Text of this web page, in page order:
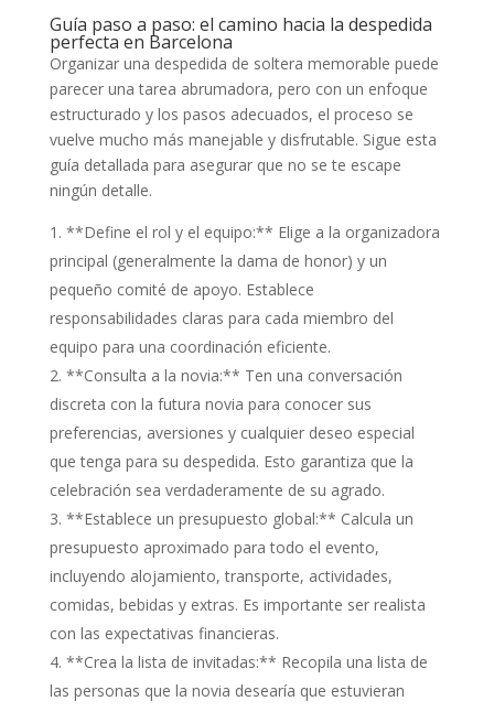
Guía paso a paso: el camino hacia la despedida
perfecta en Barcelona
Organizar una despedida de soltera memorable puede
parecer una tarea abrumadora, pero con un enfoque
estructurado y los pasos adecuados, el proceso se
vuelve mucho más manejable y disfrutable. Sigue esta
guía detallada para asegurar que no se te escape
ningún detalle.
**Define el rol y el equipo:** Elige a la organizadora
principal (generalmente la dama de honor) y un
pequeño comité de apoyo. Establece
responsabilidades claras para cada miembro del
equipo para una coordinación eficiente.
**Consulta a la novia:** Ten una conversación
discreta con la futura novia para conocer sus
preferencias, aversiones y cualquier deseo especial
que tenga para su despedida. Esto garantiza que la
celebración sea verdaderamente de su agrado.
**Establece un presupuesto global:** Calcula un
presupuesto aproximado para todo el evento,
incluyendo alojamiento, transporte, actividades,
comidas, bebidas y extras. Es importante ser realista
con las expectativas financieras.
**Crea la lista de invitadas:** Recopila una lista de
las personas que la novia desearía que estuvieran